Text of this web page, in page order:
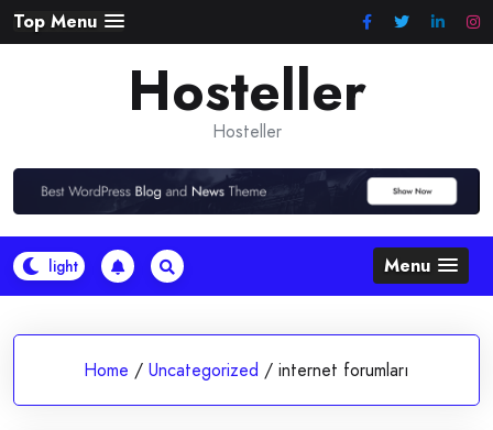
Skip
to
Top Menu
Hosteller
Hosteller
Menu
Home / Uncategorized / internet forumları